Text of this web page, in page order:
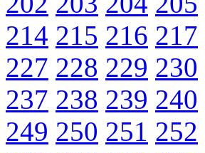
214 215 216 217
227 228 229 230
237 238 239 240
249 250 251 252